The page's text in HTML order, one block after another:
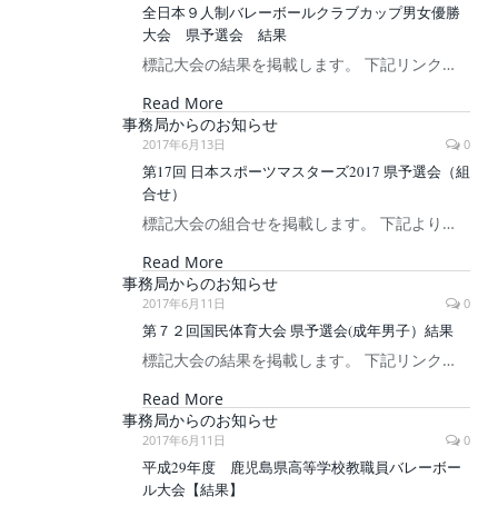
全日本９人制バレーボールクラブカップ男女優勝
大会 県予選会 結果
標記大会の結果を掲載します。 下記リンク…
Read More
事務局からのお知らせ
2017年6月13日 0
第17回 日本スポーツマスターズ2017 県予選会（組
合せ）
標記大会の組合せを掲載します。 下記より…
Read More
事務局からのお知らせ
2017年6月11日 0
第７２回国民体育大会 県予選会(成年男子）結果
標記大会の結果を掲載します。 下記リンク…
Read More
事務局からのお知らせ
2017年6月11日 0
平成29年度 鹿児島県高等学校教職員バレーボー
ル大会【結果】